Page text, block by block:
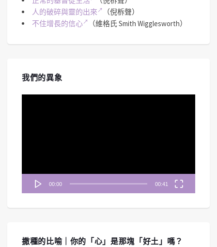
人的破碎與靈的出來
（倪柝聲）
不住增長的信心
（維格氏 Smith Wigglesworth）
我們的異象
00:00 00:41
撒種的比喻｜你的「心」是那塊「好土」嗎？